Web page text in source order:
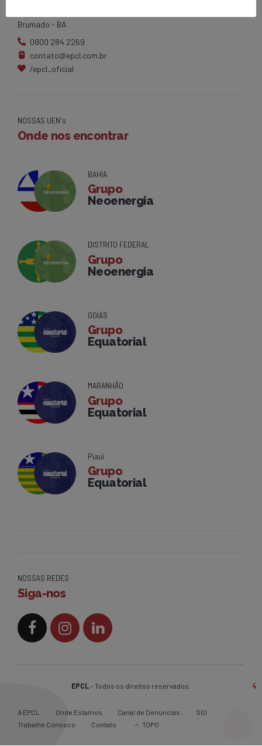
Brumado - BA
0800 284 2269
contato@epcl.com.br
/epcl_oficial
NOSSAS UEN's
Onde nos encontrar
BAHIA
Grupo
Neoenergia
DISTRITO FEDERAL
Grupo
Neoenergia
GOIÁS
Grupo
Equatorial
MARANHÃO
Grupo
Equatorial
Piauí
Grupo
Equatorial
NOSSAS REDES
Siga-nos
EPCL – Todos os direitos reservados.
A EPCL Onde Estamos Canal de Denúncias
SGI
Trabalhe Conosco
Contato TOPO